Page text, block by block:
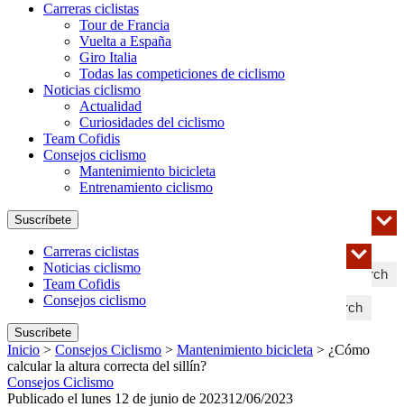
Carreras ciclistas
Tour de Francia
Vuelta a España
Giro Italia
Todas las competiciones de ciclismo
Noticias ciclismo
Actualidad
Curiosidades del ciclismo
Team Cofidis
Consejos ciclismo
Mantenimiento bicicleta
Entrenamiento ciclismo
Search
Suscríbete
Search
Carreras ciclistas
Noticias ciclismo
Team Cofidis
Consejos ciclismo
Suscríbete
Inicio > Consejos Ciclismo > Mantenimiento bicicleta > ¿Cómo
calcular la altura correcta del sillín?
Consejos Ciclismo
Publicado el lunes 12 de junio de 202312/06/2023